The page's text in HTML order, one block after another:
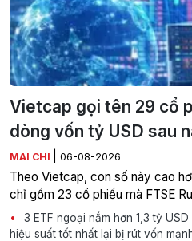
Vietcap gọi tên 29 cổ
dòng vốn tỷ USD sau
MAI CHI 06-08-2026
Theo Vietcap, con số này cao
chỉ gồm 23 cổ phiếu mà FTSE
3 ETF ngoại nắm hơn 1,3 tỷ
hiệu suất tốt nhất lại bị rút vốn